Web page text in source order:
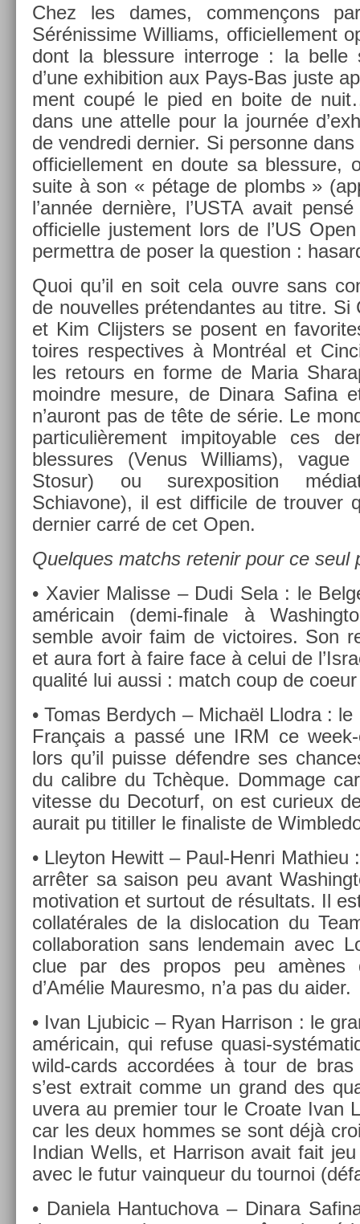
Chez les dames, com­men­çons
Sérénis­sime Wil­liams, of­ficiel­le­ment
dont la bles­sure in­ter­roge : la belle
d’une ex­hibi­tion aux Pays-Bas juste
ment coupé le pied en boite de
dans une at­telle pour la journée
de vendredi de­rni­er. Si per­son­ne
of­ficiel­le­ment en doute sa bles­sure,
suite à son « pétage de plombs »
l’année dernière, l’USTA avait
of­ficiel­le just­e­ment lors de l’US
per­mettra de poser la ques­tion :
Quoi qu’il en soit cela ouvre sans
de nouvel­les préten­dantes au titre. Si
et Kim Clijst­ers se posent en
toires re­spec­tives à Montréal et
les re­tours en forme de Maria
moindre mesure, de Di­nara Safina
n’auront pas de tête de série. Le
par­ticuliè­re­ment im­pitoy­able ces
bles­sures (Venus Wil­liams),
Stosur) ou sur­ex­posi­tion
Schiavone), il est dif­ficile de trouv­er
de­rni­er carré de cet Open.
Quel­ques matchs re­tenir pour ce seul
• Xavi­er Mal­is­se – Dudi Sela : le
américain (demi-finale à
semble avoir faim de vic­toires. Son
et aura fort à faire face à celui de
qualité lui aussi : match coup de
• Tomas Be­rdych – Michaël Llod­ra :
Français a passé une IRM ce
lors qu’il puis­se défendre ses
du calib­re du Tchèque. Dom­mage
vites­se du De­coturf, on est curieux
aurait pu titill­er le fin­alis­te de
• Lleyton Hewitt – Paul-Henri Mat­hieu
arrêter sa saison peu avant
motiva­tion et sur­tout de résul­tats. Il
col­latérales de la dis­loca­tion du
col­labora­tion sans len­demain avec
clue par des pro­pos peu amènes
d’Amélie Maures­mo, n’a pas du aider.
• Ivan Ljubicic – Ryan Har­rison : le
américain, qui re­fuse quasi-
wild-cards ac­cordées à tour de
s’est extra­it comme un grand des
uvera au pre­mi­er tour le Croate Ivan
car les deux hom­mes se sont déjà
In­dian Wells, et Har­rison avait fait
avec le futur vain­queur du tour­noi
• Daniela Han­tuc­hova – Di­nara